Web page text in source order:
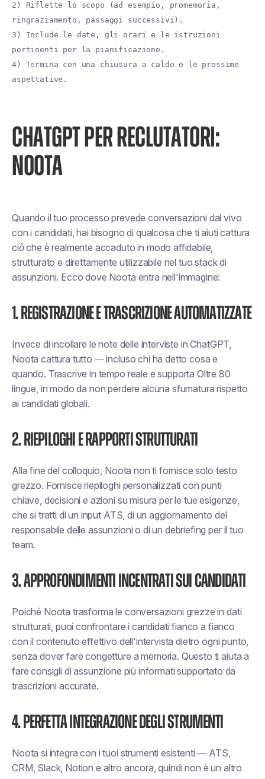
2) Riflette lo scopo (ad esempio, promemoria,
ringraziamento, passaggi successivi).
3) Include le date, gli orari e le istruzioni
pertinenti per la pianificazione.
4) Termina con una chiusura a caldo e le prossime
aspettative.
CHATGPT PER RECLUTATORI:
NOOTA
Quando il tuo processo prevedeconversazioni dal vivo
con i candidati, hai bisogno di qualcosa che ti aiuticattura
ciò che è realmente accaduto in modo affidabile,
strutturato e direttamente utilizzabile nel tuo stack di
assunzioni. Ecco dove Noota entra nell'immagine:
1. Registrazione e trascrizione automatizzate
Invece di incollare le note delle interviste in ChatGPT,
Nootacattura tutto — incluso chi ha detto cosa e
quando. Trascrive in tempo reale e supporta Oltre 80
lingue, in modo da non perdere alcuna sfumatura rispetto
ai candidati globali.
2. Riepiloghi e rapporti strutturati
Alla fine del colloquio, Noota non ti fornisce solo testo
grezzo. Fornisceriepiloghi personalizzati con punti
chiave, decisioni e azioni su misura per le tue esigenze,
che si tratti di un input ATS, di un aggiornamento del
responsabile delle assunzioni o di un debriefing per il tuo
team.
3. Approfondimenti incentrati sui candidati
Poiché Noota trasforma le conversazioni grezze in dati
strutturati, puoi confrontare i candidati fianco a fianco
con il contenuto effettivo dell'intervista dietro ogni punto,
senza dover fare congetture a memoria. Questo ti aiuta a
fareconsigli di assunzione più informati supportato da
trascrizioni accurate.
4. Perfetta integrazione degli strumenti
Noota si integra con i tuoi strumenti esistenti — ATS,
CRM, Slack, Notion e altro ancora, quindi non è un altro